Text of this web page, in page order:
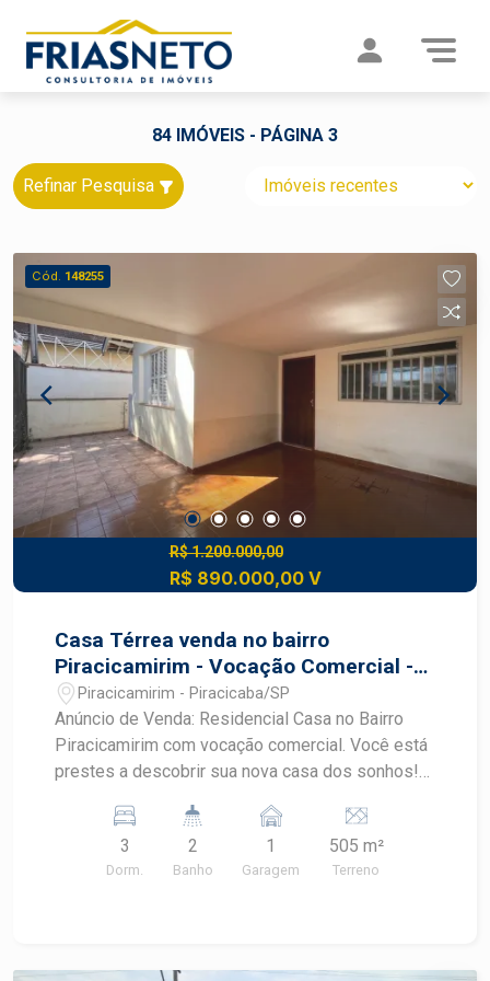
84 IMÓVEIS - PÁGINA 3
Refinar Pesquisa
Cód. 148255
R$ 1.200.000,00
R$ 890.000,00 V
Casa Térrea venda no bairro
Piracicamirim - Vocação Comercial -
Avenida Dois Córregos - Piracicaba/SP
Piracicamirim - Piracicaba/SP
Anúncio de Venda: Residencial Casa no Bairro
Piracicamirim com vocação comercial. Você está
prestes a descobrir sua nova casa dos sonhos!
bairro Piracicamirim, em Piracicaba/SP.
Descrição do Imóvel: - Tipo: Casa Residencial -
Bairro: Piracicamirim - Dormitórios: 3 - Garagens:
3
Dorm.
2
Banho
1
Garagem
505 m²
Terreno